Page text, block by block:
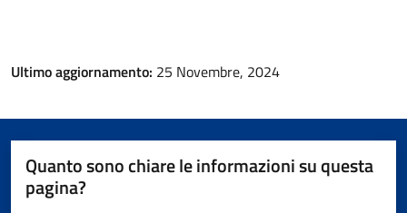
Ultimo aggiornamento: 25 Novembre, 2024
Quanto sono chiare le informazioni su questa
pagina?